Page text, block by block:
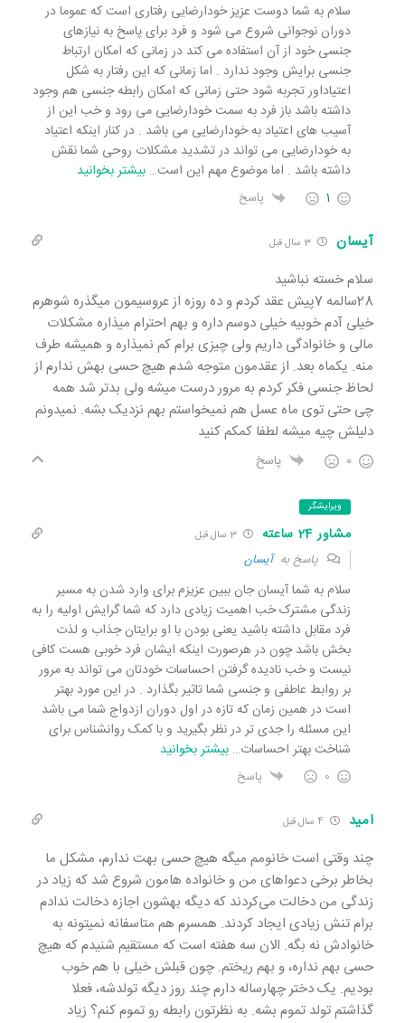
سلام به شما دوست عزیز خودارضایی رفتاری است که عموما در
دوران نوجوانی شروع می شود و فرد برای پاسخ به نیازهای
جنسی خود از آن استفاده می کند در زمانی که امکان ارتباط
جنسی برایش وجود ندارد . اما زمانی که این رفتار به شکل
اعتیاداور تجربه شود حتی زمانی که امکان رابطه جنسی هم وجود
داشته باشد باز فرد به سمت خودارضایی می رود و خب این از
آسیب های اعتیاد به خودارضایی می باشد . در کنار اینکه اعتیاد
به خودارضایی می تواند در تشدید مشکلات روحی شما نقش
داشته باشد . اما موضوع مهم این است… بیشتر بخوانید
1 پاسخ
آیسان 3 سال قبل
سلام خسته نباشید
28سالمه 7پیش عقد کردم و ده روزه از عروسیمون میگذره شوهرم
خیلی آدم خوبیه خیلی دوسم داره و بهم احترام میذاره مشکلات
مالی و خانوادگی داریم ولی چیزی برام کم نمیذاره و همیشه طرف
منه. یکماه بعد. از عقدمون متوجه شدم هیچ حسی بهش ندارم از
لحاظ جنسی فکر کردم به مرور درست میشه ولی بدتر شد همه
چی حتی توی ماه عسل هم نمیخواستم بهم نزدیک بشه. نمیدونم
دلیلش چیه میشه لطفا کمکم کنید
0 پاسخ
ویرایشگر
مشاور 24 ساعته 3 سال قبل
پاسخ بهآیسان
سلام به شما آیسان جان ببین عزیزم برای وارد شدن به مسیر
زندگی مشترک خب اهمیت زیادی دارد که شما گرایش اولیه را به
فرد مقابل داشته باشید یعنی بودن با او برایتان جذاب و لذت
بخش باشد چون در هرصورت اینکه ایشان فرد خوبی هست کافی
نیست و خب نادیده گرفتن احساسات خودتان می تواند به مرور
بر روابط عاطفی و جنسی شما تاثیر بگذارد . در این مورد بهتر
است در همین زمان که تازه در اول دوران ازدواج شما می باشد
این مسئله را جدی تر در نظر بگیرید و با کمک روانشناس برای
شناخت بهتر احساسات… بیشتر بخوانید
0 پاسخ
امید 4 سال قبل
چند وقتی است خانومم میگه هیچ حسی بهت ندارم، مشکل ما
بخاطر برخی دعواهای من و خانواده هامون شروع شد که زیاد در
زندگی من دخالت می‌کردند که دیگه بهشون اجازه دخالت ندادم
برام تنش زیادی ایجاد کردند. همسرم هم متاسفانه نمیتونه به
خانوادش نه بگه. الان سه هفته است که مستقیم شنیدم که هیچ
حسی بهم نداره، و بهم ریختم. چون قبلش خیلی با هم خوب
بودیم. یک دختر چهارساله دارم چند روز دیگه تولدشه، فعلا
گذاشتم تولد تموم بشه. به نظرتون رابطه رو تموم کنم؟ زیاد